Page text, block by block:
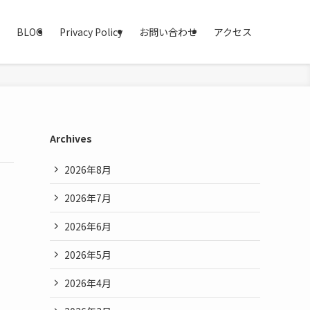
BLOG Privacy Policy お問い合わせ アクセス
Archives
2026年8月
2026年7月
2026年6月
2026年5月
2026年4月